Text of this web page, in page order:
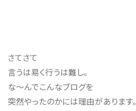
さてさて
言うは易く行うは難し。
な～んでこんなブログを
突然やったのかには理由があります。